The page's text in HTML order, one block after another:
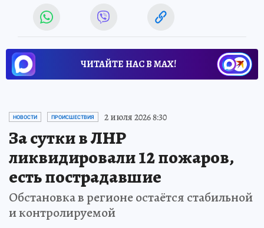
ЧИТАЙТЕ НАС В МАХ!
НОВОСТИ ПРОИСШЕСТВИЯ 2 июля 2026 8:30
За сутки в ЛНР
ликвидировали 12 пожаров,
есть пострадавшие
Обстановка в регионе остаётся стабильной
и контролируемой